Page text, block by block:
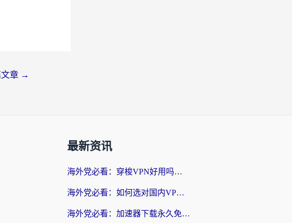
章 →
最新资讯
海外党必看：穿梭VPN好用吗？和云帆VPN对比哪个回国效果更好？附真实测评+避坑指南
海外党必看：如何选对国内VPN，实现无缝访问国内资源？
海外党必看：加速器下载永久免费版真的存在吗？教你无缝访问国内资源的正确姿势